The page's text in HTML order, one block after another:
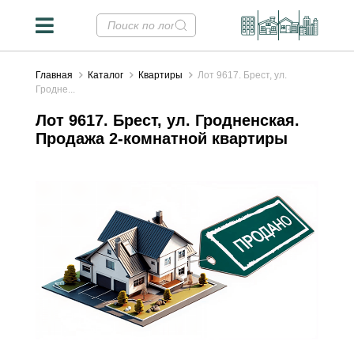
Главная Каталог Квартиры
Лот 9617. Брест, ул.
Гродне...
Лот 9617. Брест, ул. Гродненская.
Продажа 2-комнатной квартиры